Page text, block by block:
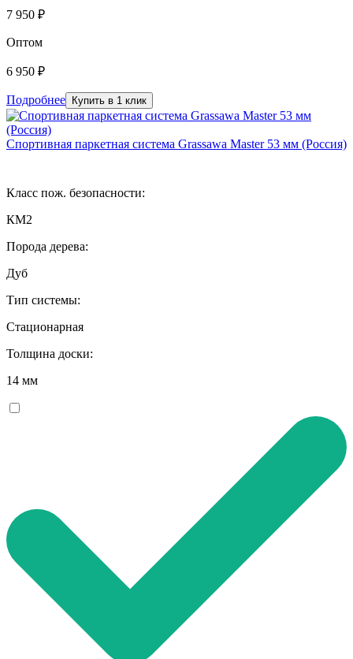
7 950 ₽
Оптом
6 950 ₽
Подробнее Купить в 1 клик
Спортивная паркетная система Grassawa Master 53 мм (Россия)
Класс пож. безопасности:
КМ2
Порода дерева:
Дуб
Тип системы:
Стационарная
Толщина доски:
14 мм